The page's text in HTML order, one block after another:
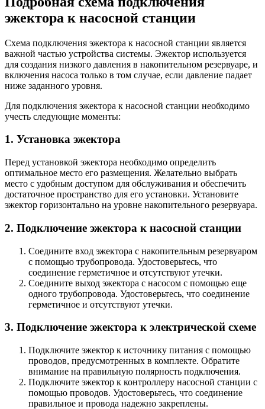
эжектора к насосной станции
Схема подключения эжектора к насосной станции является
важной частью устройства системы. Эжектор используется
для создания низкого давления в накопительном резервуаре, и
включения насоса только в том случае, если давление падает
ниже заданного уровня.
Для подключения эжектора к насосной станции необходимо
учесть следующие моменты:
1. Установка эжектора
Перед установкой эжектора необходимо определить
оптимальное место его размещения. Желательно выбрать
место с удобным доступом для обслуживания и обеспечить
достаточное пространство для его установки. Установите
эжектор горизонтально на уровне накопительного резервуара.
2. Подключение эжектора к насосной станции
Соедините вход эжектора с накопительным резервуаром
с помощью трубопровода. Удостоверьтесь, что
соединение герметичное и отсутствуют утечки.
Соедините выход эжектора с насосом с помощью еще
одного трубопровода. Удостоверьтесь, что соединение
герметичное и отсутствуют утечки.
3. Подключение эжектора к электрической схеме
Подключите эжектор к источнику питания с помощью
проводов, предусмотренных в комплекте. Обратите
внимание на правильную полярность подключения.
Подключите эжектор к контроллеру насосной станции с
помощью проводов. Удостоверьтесь, что соединение
правильное и провода надежно закреплены.